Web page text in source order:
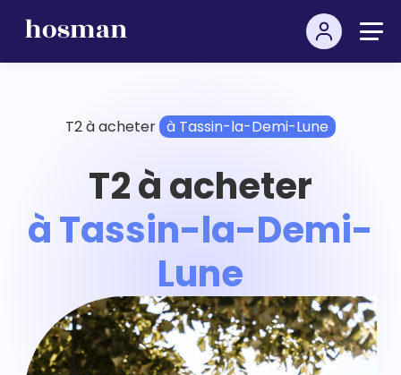
T2 à acheter à Tassin-la-Demi-Lune
T2 à acheter
à Tassin-la-Demi-
Lune